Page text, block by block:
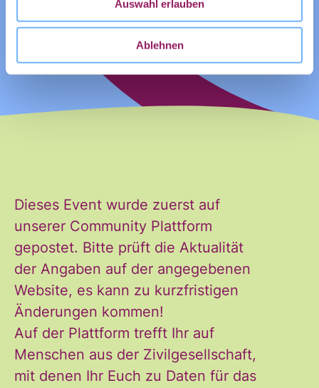
Auswahl erlauben
Ablehnen
Dieses Event wurde zuerst auf
unserer Community Plattform
gepostet. Bitte prüft die Aktualität
der Angaben auf der angegebenen
Website, es kann zu kurzfristigen
Änderungen kommen!
Auf der Plattform trefft Ihr auf
Menschen aus der Zivilgesellschaft,
mit denen Ihr Euch zu Daten für das
erhalten. Diese Einwilligung
kann ich jederzeit widerrufen.
Ich habe die Hinweise zum
Widerruf und der Verarbeitung
der Daten in den
Datenschutzvereinbarungen
gelesen und stimme diesen zu.
*